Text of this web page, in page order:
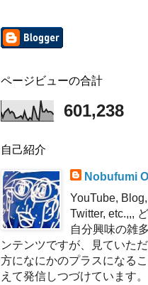
ページビューの合計
601,238
自己紹介
Nobufumi
YouTube, Blog,
Twitter, etc.,,,
自分興味の雑
ンテンツですが、見ていた
方になにかのプラスになる
えて発信しつづけています